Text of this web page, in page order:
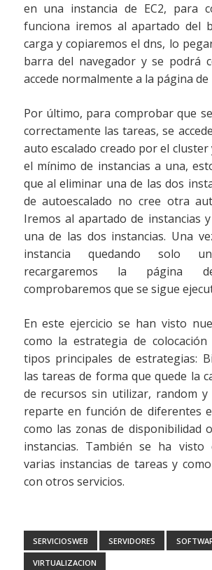
en una instancia de EC2, para
funciona iremos al apartado del
carga y copiaremos el dns, lo
barra del navegador y se podrá
accede normalmente a la página de
Por último, para comprobar que
correctamente las tareas, se
auto escalado creado por el cluster
el mínimo de instancias a una,
que al eliminar una de las dos
de autoescalado no cree otra
Iremos al apartado de instancias
una de las dos instancias. Una
instancia quedando solo
recargaremos la página
comprobaremos que se sigue
En este ejercicio se han visto
como la estrategia de
tipos principales de estrategias:
las tareas de forma que quede la
de recursos sin utilizar, random y
reparte en función de diferentes
como las zonas de disponibilidad
instancias. También se ha visto
varias instancias de tareas y
con otros servicios.
SERVICIOSWEB SERVIDORES
VIRTUALIZACION